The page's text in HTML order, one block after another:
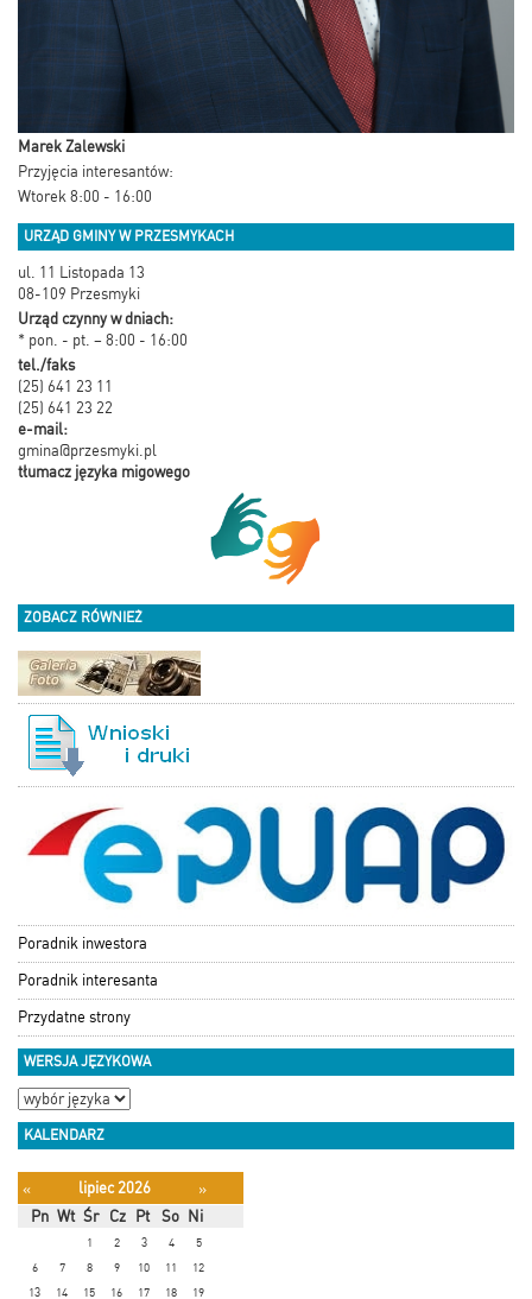
Marek Zalewski
Przyjęcia interesantów:
Wtorek 8:00 - 16:00
URZĄD GMINY W PRZESMYKACH
ul. 11 Listopada 13
08-109 Przesmyki
Urząd czynny w dniach:
* pon. - pt. – 8:00 - 16:00
tel./faks
(25) 641 23 11
(25) 641 23 22
e-mail:
gmina@przesmyki.pl
tłumacz języka migowego
ZOBACZ RÓWNIEŻ
Poradnik inwestora
Poradnik interesanta
Przydatne strony
WERSJA JĘZYKOWA
KALENDARZ
« lipiec 2026
»
Pn Wt Śr Cz Pt So Ni
1 2 3 4
5
6
7 8 9 10 11
12
13
14 15 16 17 18 19